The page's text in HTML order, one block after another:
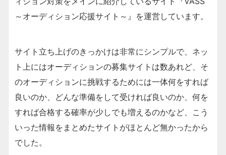
～オーディション応援サイト～』を運営しています。
サイト立ち上げのきっかけは非常にシンプルで、ネッ
ト上にはオーディションの募集サイトは数あれど、そ
のオーディションに挑戦するためには一体何をすれば
良いのか、どんな準備をして受ければ良いのか、何を
すれば合格する確率が少しでも増えるのかなど、こう
いった情報をまとめたサイトがほとんど無かったから
でした。